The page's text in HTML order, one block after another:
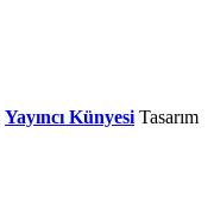
Yayıncı Künyesi Tasarım